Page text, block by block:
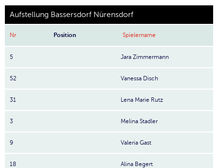
Aufstellung Bassersdorf Nürensdorf
Nr Position Spielername
5 Jara Zimmermann
52 Vanessa Disch
31 Lena Marie Rutz
3 Melina Stadler
9 Valeria Gast
18 Alina Begert